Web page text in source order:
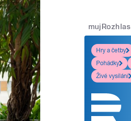
mujRozhlas
Hry a četby
Pohádky
Živé vysílání